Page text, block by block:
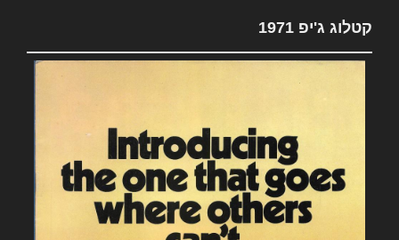
קטלוג ג'יפ 1971